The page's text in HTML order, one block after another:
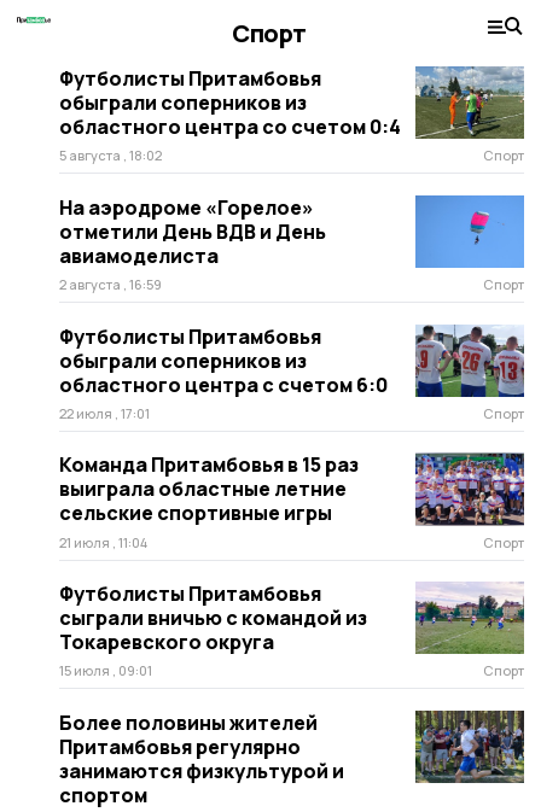
Спорт
Футболисты Притамбовья
обыграли соперников из
областного центра со счетом 0:4
5 августа , 18:02 Спорт
На аэродроме «Горелое»
отметили День ВДВ и День
авиамоделиста
2 августа , 16:59 Спорт
Футболисты Притамбовья
обыграли соперников из
областного центра с счетом 6:0
22 июля , 17:01 Спорт
Команда Притамбовья в 15 раз
выиграла областные летние
сельские спортивные игры
21 июля , 11:04 Спорт
Футболисты Притамбовья
сыграли вничью с командой из
Токаревского округа
15 июля , 09:01 Спорт
Более половины жителей
Притамбовья регулярно
занимаются физкультурой и
спортом